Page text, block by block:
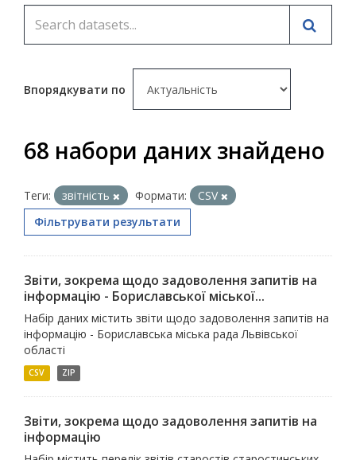
Впорядкувати по
68 набори даних знайдено
Теги: звітність Формати:
CSV
Фільтрувати результати
Звіти, зокрема щодо задоволення запитів на
інформацію - Бориславської міської...
Набір даних містить звіти щодо задоволення запитів на
інформацію - Бориславська міська рада Львівської
області
CSV ZIP
Звіти, зокрема щодо задоволення запитів на
інформацію